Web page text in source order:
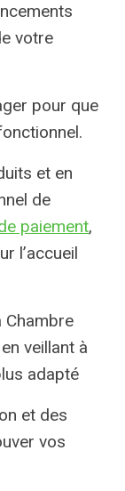
votre
pour que
et en
de
paiement,
l’accueil
Chambre
veillant à
adapté
et des
vos